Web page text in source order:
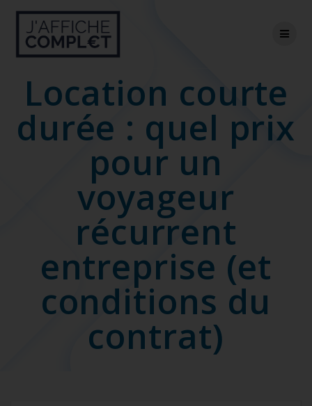
Location courte
durée : quel prix
pour un
voyageur
récurrent
entreprise (et
conditions du
contrat)